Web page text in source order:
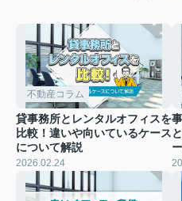
不動産コラム
貸事務所とレンタルオフィスを
比較！違いや向いているケース
について解説
2026.02.24